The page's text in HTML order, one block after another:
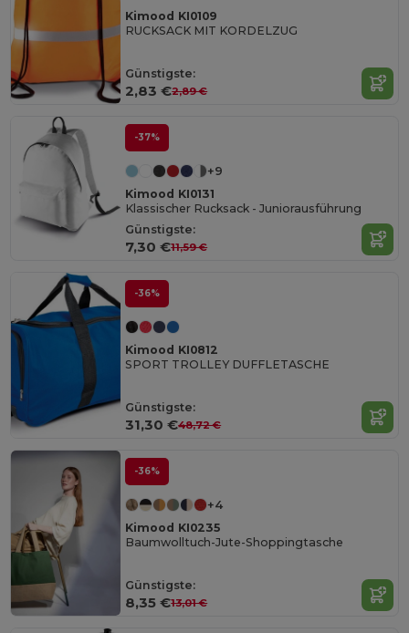
Kimood KI0109
RUCKSACK MIT KORDELZUG
Günstigste:
2,83 €2,89 €
-37%
+9
Kimood KI0131
Klassischer Rucksack - Juniorausführung
Günstigste:
7,30 €11,59 €
-36%
Kimood KI0812
SPORT TROLLEY DUFFLETASCHE
Günstigste:
31,30 €48,72 €
-36%
+4
Kimood KI0235
Baumwolltuch-Jute-Shoppingtasche
Günstigste:
8,35 €13,01 €